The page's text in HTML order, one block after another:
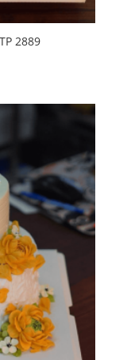
2889